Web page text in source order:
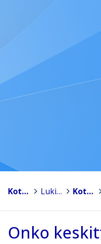
Kotka Lukiokoulutus > Kotkan aikuislukio >
Onko